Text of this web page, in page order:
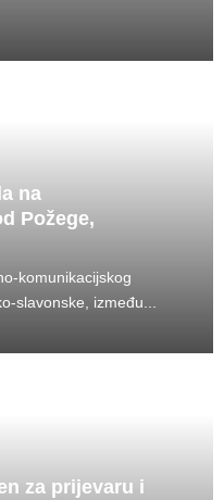
na
Požege,
komunikacijskog
slavonske, između...
za prijevaru i